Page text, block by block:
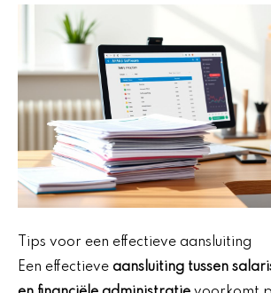
Tips voor een effectieve aansluiting
Een effectieve aansluiting tussen